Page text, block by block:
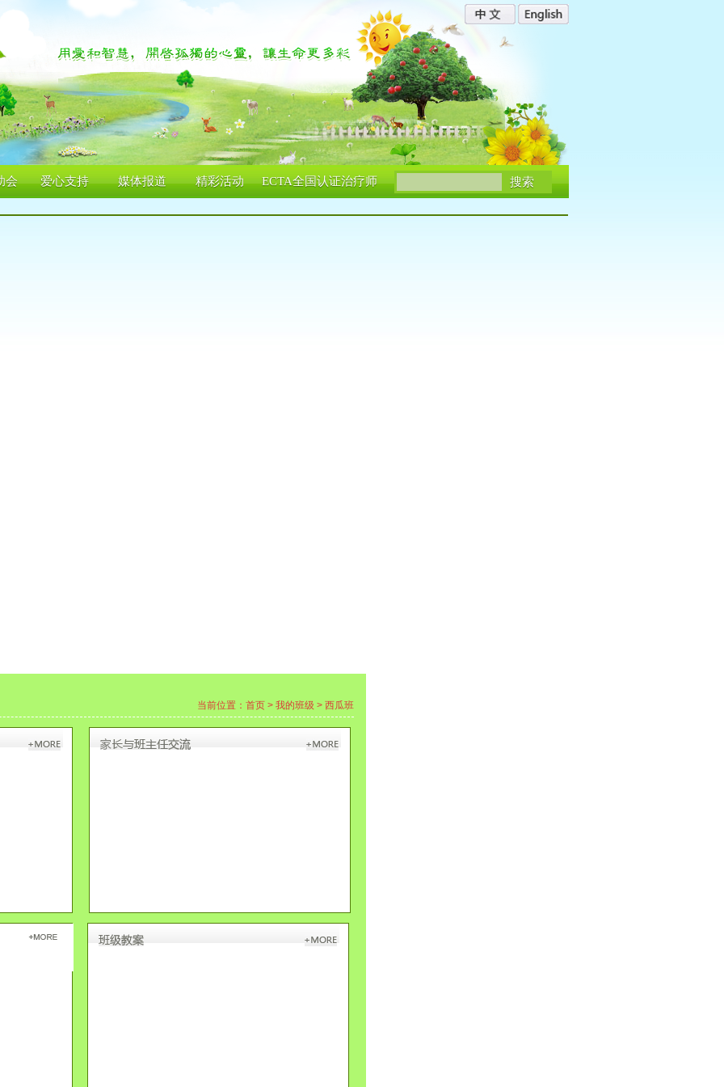
会 爱心支持 媒体报道 精彩活动 ECTA全国认证治疗师 搜索
当前位置： 首页 > 我的班级 > 西瓜班